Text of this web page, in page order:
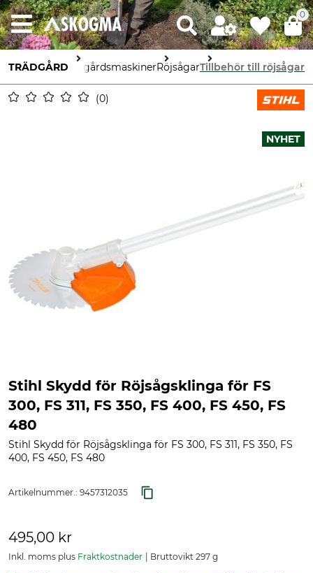
0
TRÄDGÅRDTrädgårdsmaskinerRöjsågarTillbehör till röjsågar
0
NYHET
Stihl Skydd för Röjsågsklinga för FS
300, FS 311, FS 350, FS 400, FS 450, FS
480
Stihl Skydd för Röjsågsklinga för FS 300, FS 311, FS 350, FS
400, FS 450, FS 480
Artikelnummer.: 9457312035
495,00 kr
Inkl. moms plus Fraktkostnader Bruttovikt 297 g